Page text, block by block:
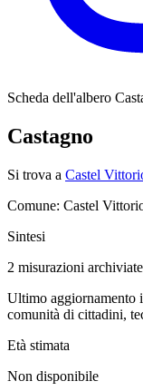
Scheda dell'albero
Castagno
Si trova a Castel
Comune: Castel
Sintesi
2 misurazioni archiviate
Ultimo aggiornamento
comunità di cittadini,
Età stimata
Non disponibile